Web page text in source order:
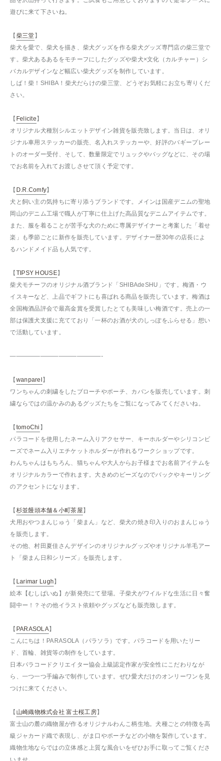
遊びに来て下さいね。
【柴三堂】
柴犬を愛で、柴犬を描き、柴犬グッズを作る柴犬グッズ専門店の柴三堂で
す。柴犬あるあるをモチーフにしたグッズや柴犬×文化（カルチャー）シ
バカルデザインなど幅広い柴犬グッズを制作しています。
しば！柴！SHIBA！柴犬だらけの柴三堂、どうぞお気軽にお立ち寄りくだ
さい。
【 Felicite】
オリジナル犬種別シルエットデザイン雑貨を販売致します。当日は、オリ
ジナル車用ステッカーの販売、名入れステッカーや、好評のバギープレー
トのオーダー受付、そして、数量限定でリュックやバッグなどに、その場
でお名前を入れてお渡しさせて頂く予定です。
【 D.R.Comfy】
犬と飼い主の気持ちに寄り添うブランドです。メインは国産デニムの聖地
岡山のデニム工場で職人が丁寧に仕上げた高品質なデニムアイテムです。
また、服を着ることが苦手な犬のために専属デザイナーと考案した「着せ
楽」も季節ごとに新作を販売しています。デザイナー歴30年の店長によ
るハンドメイド品も人気です。
【TIPSY HOUSE】
柴犬モチーフのオリジナル酒ブランド「SHIBAdeSHU」です。梅酒・ウ
イスキーなど、上品でギフトにも喜ばれる商品を販売しています。梅酒は
全国梅酒品評会で最高金賞を受賞したとても美味しい梅酒です。売上の一
部は保護犬支援に充てており「一杯のお酒が犬のしっぽをふらせる」想い
で活動しています。
———————————————-
【wanparel】
ワンちゃんの刺繍をしたブローチやポーチ、カバンを販売しています。刺
繍ならではの温かみのあるグッズたちをご覧になってみてくださいね。
【tomoChi 】
パラコードを使用したネーム入りアクセサー、キーホルダーやシリコンビ
ーズでネーム入りエチケットホルダーが作れるワークショップです。
わんちゃんはもちろん、猫ちゃんや大人からお子様までお名前アイテムを
オリジナルカラーで作れます。大きめのビーズなのでバックやキーリング
のアクセントになります。
【杉並饅頭本舗＆小町茶屋】
犬用おやつまんじゅう「柴まん」など、柴犬の焼き印入りのおまんじゅう
を販売します。
その他、村田夏佳さんデザインのオリジナルグッズやオリジナル羊毛アー
ト「柴まん日和シリーズ」を販売します。
【 Larimar Lugh】
絵本【むしばいぬ】が新発売にて登場。子柴犬がワイルドな生活に日々奮
闘中ー！？その他イラスト依頼やグッズなども販売致します。
【 PARASOLA】
こんにちは！PARASOLA（パラソラ）です。パラコードを用いたリー
ド、首輪、雑貨等の制作をしています。
日本パラコードクリエイター協会上級認定作家が安全性にこだわりなが
ら、一つ一つ手編みで制作しています。ぜひ愛犬だけのオンリーワンを見
つけに来てください。
【 山崎織物株式会社 富士桜工房】
富士山の麓の織物屋が作るオリジナルわんこ柄生地。犬種ごとの特徴を高
級ジャカード織で表現し、がま口やポーチなどの小物を製作しています。
織物生地ならではの立体感と上質な風合いをぜひお手に取ってご覧くださ
いませ。